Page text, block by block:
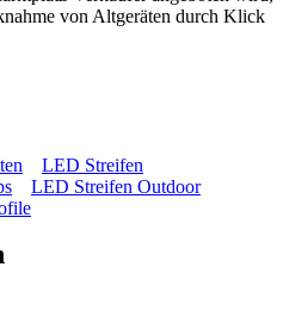
von Altgeräten durch Klick
LED Streifen
LED Streifen Outdoor